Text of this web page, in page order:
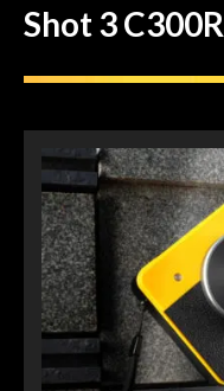
Shot 3 C300R